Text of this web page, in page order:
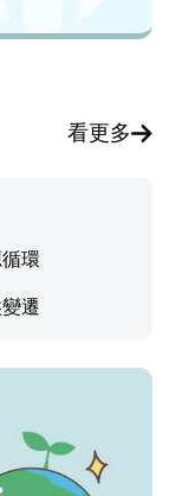
看更多
環
遷